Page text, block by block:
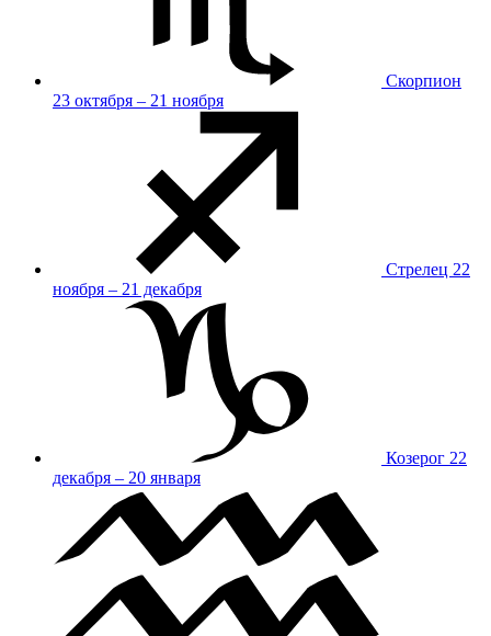
Скорпион
23 октября – 21 ноября
Стрелец 22
ноября – 21 декабря
Козерог 22
декабря – 20 января